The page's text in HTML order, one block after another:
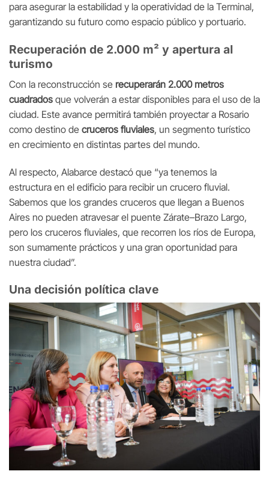
para asegurar la estabilidad y la operatividad de la Terminal,
garantizando su futuro como espacio público y portuario.
Recuperación de 2.000 m² y apertura al
turismo
Con la reconstrucción se recuperarán 2.000 metros
cuadrados que volverán a estar disponibles para el uso de la
ciudad. Este avance permitirá también proyectar a Rosario
como destino de cruceros fluviales, un segmento turístico
en crecimiento en distintas partes del mundo.
Al respecto, Alabarce destacó que “ya tenemos la
estructura en el edificio para recibir un crucero fluvial.
Sabemos que los grandes cruceros que llegan a Buenos
Aires no pueden atravesar el puente Zárate–Brazo Largo,
pero los cruceros fluviales, que recorren los ríos de Europa,
son sumamente prácticos y una gran oportunidad para
nuestra ciudad”.
Una decisión política clave